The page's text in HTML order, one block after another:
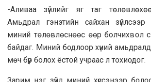
-Аливаа зүйлийг яг таг
Амьдрал гэнэтийн сайхан зүйлсээр
миний төлөвлөснөөс өөр болчихвол
байдаг. Миний бодлоор хүний
мөч бүр болох ёстой учраас л тохиодог.
Зарим нэг зүйл миний хүссэнээр